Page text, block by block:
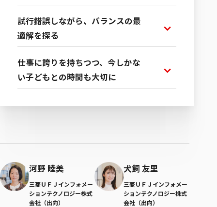
試行錯誤しながら、バランスの最
適解を探る
仕事に誇りを持ちつつ、今しかな
い子どもとの時間も大切に
河野 睦美
三菱ＵＦＪインフォメー
ションテクノロジー株式
会社（出向）
犬飼 友里
三菱ＵＦＪインフォメー
ションテクノロジー株式
会社（出向）